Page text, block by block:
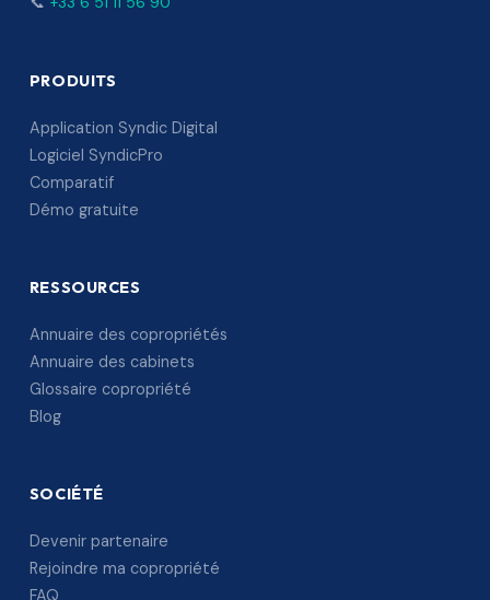
PRODUITS
Application Syndic Digital
Logiciel SyndicPro
Comparatif
Démo gratuite
RESSOURCES
Annuaire des copropriétés
Annuaire des cabinets
Glossaire copropriété
Blog
SOCIÉTÉ
Devenir partenaire
Rejoindre ma copropriété
FAQ